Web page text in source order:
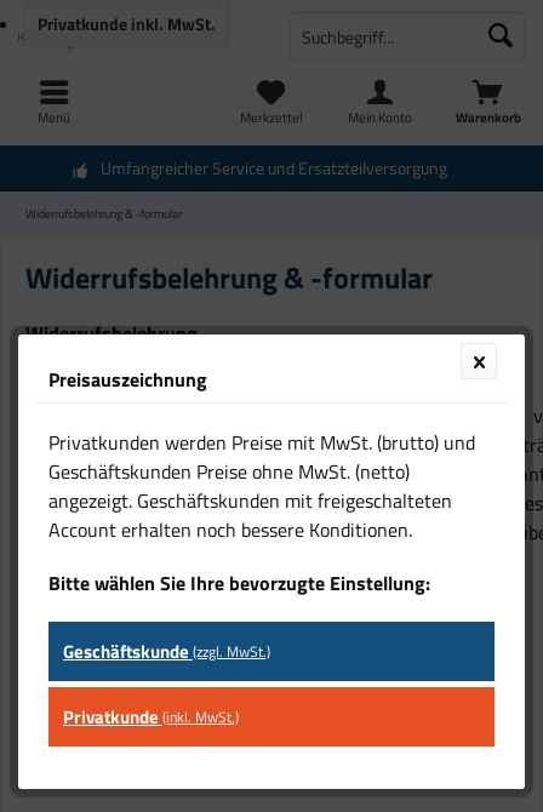
Umfangreicher Service und Ersatzteilversorgung
Warenkorb
Merkzettel Mein Konto
Privatkundeinkl. MwSt.
Menü
Widerrufsbelehrung & -formular
Widerrufsbelehrung & -formular
Widerrufsbelehrung
Sie haben das Recht, binnen 14 Tagen ohne Angabe
Gründen diesen Vertrag zu widerrufen. Die Widerrufsfrist
14 Tage ab dem Tag, an dem Sie oder ein von Ihnen
Dritter, der nicht der Beförderer ist, die Waren in
genommen haben bzw. hat. Um Ihr Widerrufsrecht
KK-Tec Klimageräte und Wärmepumpenvertriebs GmbH
Oberweyerer Str. 1
Preisauszeichnung
Privatkunden werden Preise mit MwSt. (brutto) und
Geschäftskunden Preise ohne MwSt. (netto)
angezeigt. Geschäftskunden mit freigeschalteten
Account erhalten noch bessere Konditionen.
Bitte wählen Sie Ihre bevorzugte Einstellung:
Geschäftskunde (zzgl. MwSt.)
Privatkunde (inkl. MwSt.)